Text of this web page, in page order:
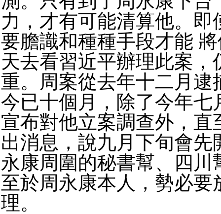
力，才有可能清算他。即
要膽識和種種手段才能
天去看習近平辦理此案，
重。周案從去年十二月逮
今已十個月，除了今年七
宣布對他立案調查外，直
出消息，說九月下旬會先
永康周圍的秘書幫、四川
至於周永康本人，勢必要
理。